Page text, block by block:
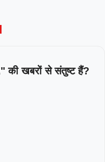
खबरों से संतुष्ट हैं?